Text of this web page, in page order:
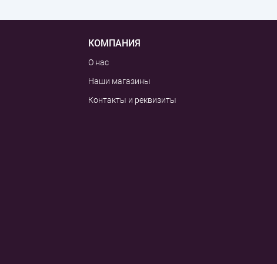
КОМПАНИЯ
О нас
Наши магазины
Контакты и реквизиты